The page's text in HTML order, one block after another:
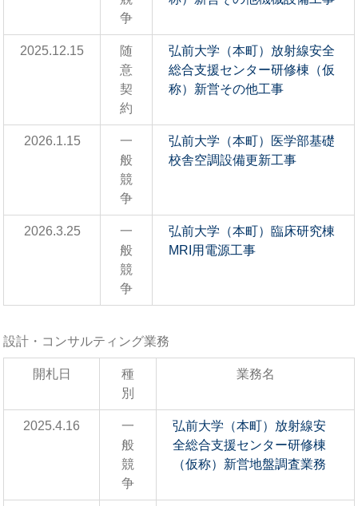
争
2025.12.15
随
意
契
約
弘前大学（本町）放射線安全
総合支援センター研修棟（仮
称）新営その他工事
2026.1.15
一
般
競
争
弘前大学（本町）医学部基礎
校舎空調設備更新工事
2026.3.25
一
般
競
争
弘前大学（本町）臨床研究棟
MRI用電源工事
設計・コンサルティング業務
開札日
種
別
業務名
2025.4.16
一
般
競
争
弘前大学（本町）放射線安
全総合支援センター研修棟
（仮称）新営地盤調査業務